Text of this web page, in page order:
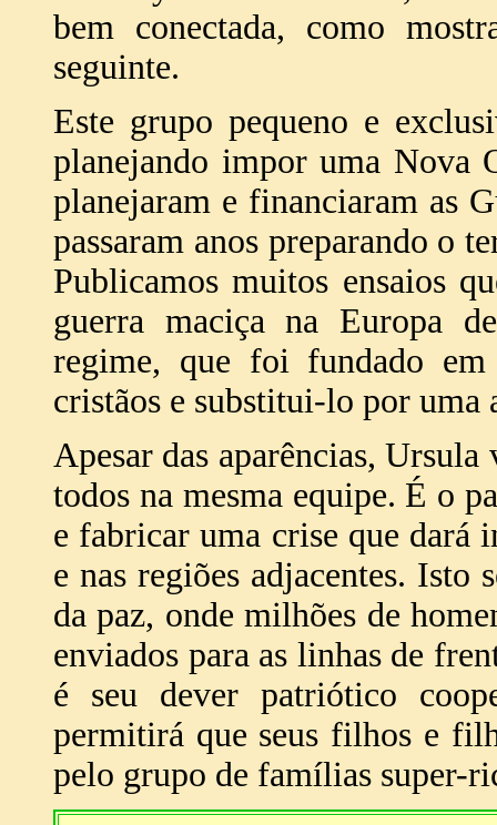
bem conectada, como
seguinte.
Este grupo pequeno e
planejando impor uma Nova
planejaram e financiaram as
passaram anos preparando o
Publicamos muitos ensaios
guerra maciça na Europa
regime, que foi fundado
cristãos e substitui-lo por uma
Apesar das aparências,
todos na mesma equipe. É o
e fabricar uma crise que
e nas regiões adjacentes.
da paz, onde milhões de
enviados para as linhas de
é seu dever patriótico
permitirá que seus filhos e
pelo grupo de famílias super-